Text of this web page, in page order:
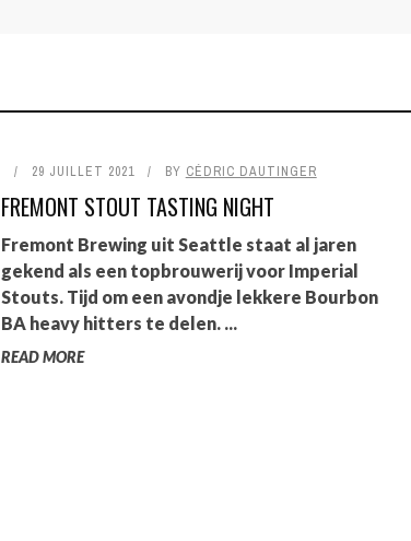
HÉLÈNE SPITAELS
JEREMY KUPROWSKI
29 JUILLET 2021 BY CÉDRIC DAUTINGER
FREMONT STOUT TASTING NIGHT
Fremont Brewing uit Seattle staat al jaren
gekend als een topbrouwerij voor Imperial
Stouts. Tijd om een avondje lekkere Bourbon
BA heavy hitters te delen. ...
READ MORE